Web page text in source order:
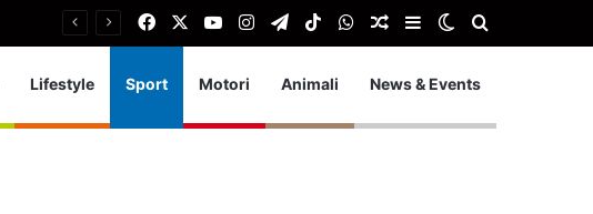
FacebookYou TubeInstagram
TelegramTikTokWhatsApp
Articolo Random
Barra laterale
Cambia aspetto
Lifestyle Sport Motori Animali News & Events